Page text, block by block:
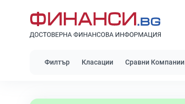
Филтър Класации Сравни Компании